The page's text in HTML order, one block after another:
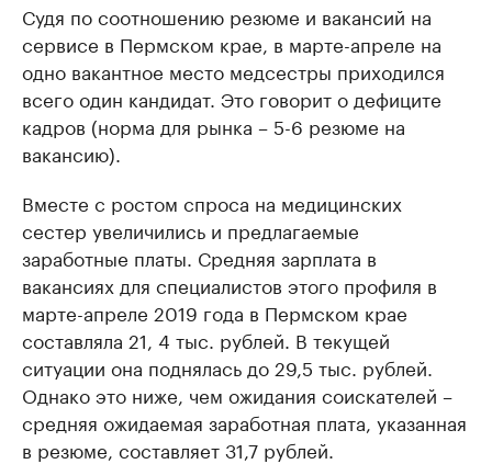
Судя по соотношению резюме и вакансий на
сервисе в Пермском крае, в марте-апреле на
одно вакантное место медсестры приходился
всего один кандидат. Это говорит о дефиците
кадров (норма для рынка – 5-6 резюме на
вакансию).
Вместе с ростом спроса на медицинских
сестер увеличились и предлагаемые
заработные платы. Средняя зарплата в
вакансиях для специалистов этого профиля в
марте-апреле 2019 года в Пермском крае
составляла 21, 4 тыс. рублей. В текущей
ситуации она поднялась до 29,5 тыс. рублей.
Однако это ниже, чем ожидания соискателей –
средняя ожидаемая заработная плата, указанная
в резюме, составляет 31,7 рублей.